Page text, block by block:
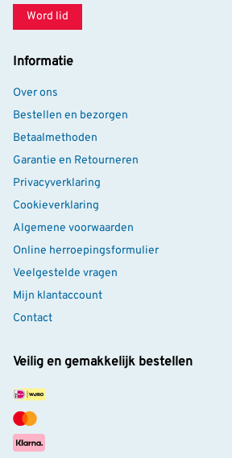
Word lid
Informatie
Over ons
Bestellen en bezorgen
Betaalmethoden
Garantie en Retourneren
Privacyverklaring
Cookieverklaring
Algemene voorwaarden
Online herroepingsformulier
Veelgestelde vragen
Mijn klantaccount
Contact
Veilig en gemakkelijk bestellen